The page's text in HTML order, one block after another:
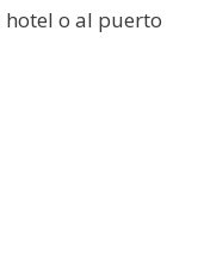
hotel o al puerto